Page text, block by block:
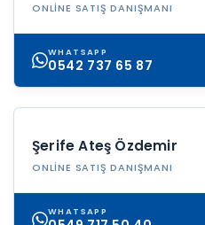
ONLINE SATIŞ DANIŞMANI
WHATSAPP
0542 737 65 87
Şerife Ateş Özdemir
ONLINE SATIŞ DANIŞMANI
WHATSAPP